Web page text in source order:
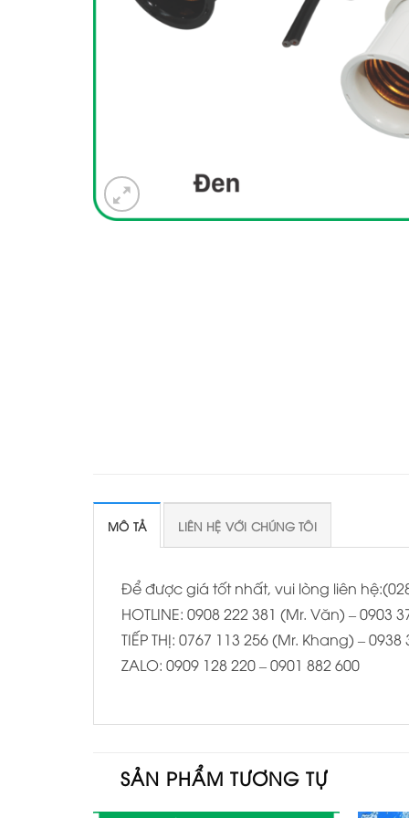
MÔ TẢ LIÊN HỆ VỚI CHÚNG TÔI
Để được giá tốt nhất, vui lòng liên
HOTLINE: 0908 222 381 (Mr. Văn) – 0903
TIẾP THỊ: 0767 113 256 (Mr. Khang) –
ZALO: 0909 128 220 – 0901 882 600
SẢN PHẨM TƯƠNG TỰ